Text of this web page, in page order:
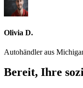
Olivia D.
Autohändler aus
Bereit, Ihre